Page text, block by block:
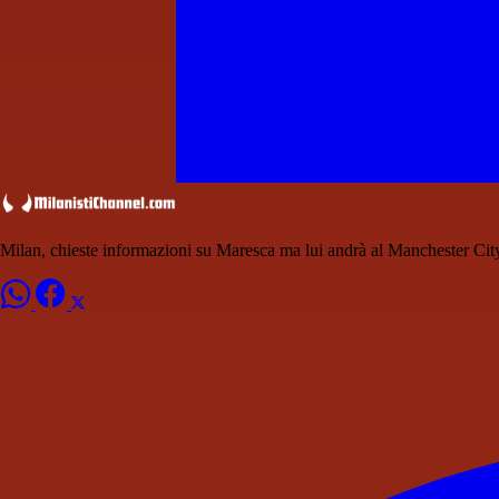
Milan, chieste informazioni su Maresca ma lui andrà al Manchester